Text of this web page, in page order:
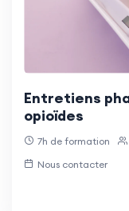
Entretiens
opioïdes
7h de formation
Nous contacter